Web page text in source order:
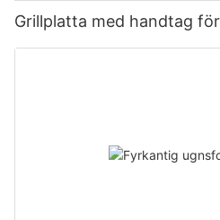
Grillplatta med handtag